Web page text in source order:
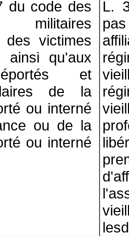
du code des
militaires
des victimes
qu'aux
et
de la
ou interné
ou de la
ou interné
L.